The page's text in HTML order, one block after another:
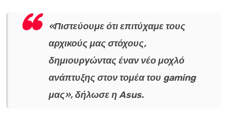
«Πιστεύουμε ότι επιτύχαμε τους
αρχικούς μας στόχους,
δημιουργώντας έναν νέο μοχλό
ανάπτυξης στον τομέα του gaming
μας», δήλωσε η Asus.